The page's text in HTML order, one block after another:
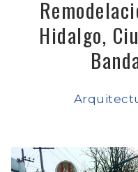
Hidalgo,